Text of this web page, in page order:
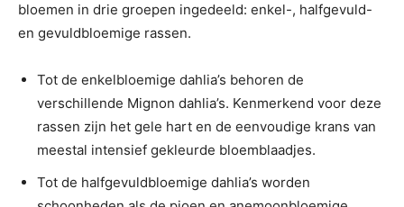
bloemen in drie groepen ingedeeld: enkel-, halfgevuld-
en gevuldbloemige rassen.
Tot de enkelbloemige dahlia’s behoren de
verschillende Mignon dahlia’s. Kenmerkend voor deze
rassen zijn het gele hart en de eenvoudige krans van
meestal intensief gekleurde bloemblaadjes.
Tot de halfgevuldbloemige dahlia’s worden